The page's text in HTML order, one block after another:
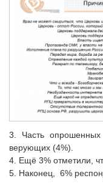
3. Часть
верующих (4%).
4. Ещё 3% отметили,
5. Наконец, 6%